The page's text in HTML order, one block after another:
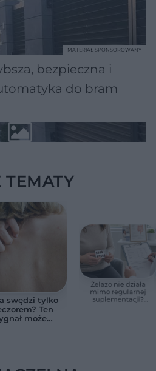
bezpieczna i
do bram
MATERIAŁ SPONSOROWANY
swędzi tylko
Ten
może
Żelazo nie działa
mimo regularnej
suplementacji?